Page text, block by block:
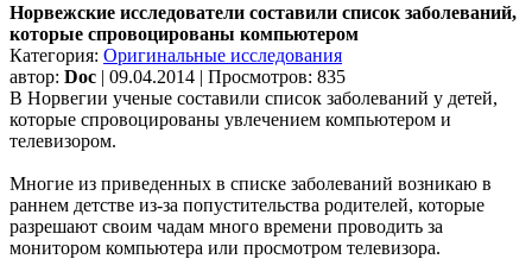
Норвежские исследователи составили список заболеваний,
которые спровоцированы компьютером
Категория: Оригинальные исследования
автор: Doc | 09.04.2014 | Просмотров: 835
В Норвегии ученые составили список заболеваний у детей,
которые спровоцированы увлечением компьютером и
телевизором.
Многие из приведенных в списке заболеваний возникаю в
раннем детстве из-за попустительства родителей, которые
разрешают своим чадам много времени проводить за
монитором компьютера или просмотром телевизора.